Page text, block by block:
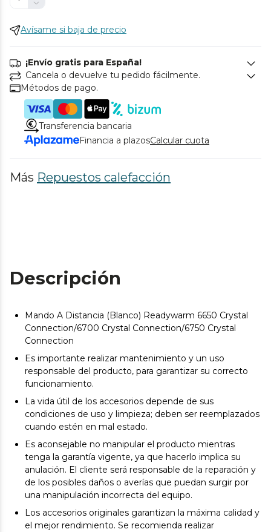
Avísame si baja de precio
¡Envío gratis para España!
Cancela o devuelve tu pedido fácilmente.
Métodos de pago.
Transferencia bancaria
Financia a plazosCalcular cuota
Más Repuestos calefacción
Descripción
Mando A Distancia (Blanco) Readywarm 6650 Crystal
Connection/6700 Crystal Connection/6750 Crystal
Connection
Es importante realizar mantenimiento y un uso
responsable del producto, para garantizar su correcto
funcionamiento.
La vida útil de los accesorios depende de sus
condiciones de uso y limpieza; deben ser reemplazados
cuando estén en mal estado.
Es aconsejable no manipular el producto mientras
tenga la garantía vigente, ya que hacerlo implica su
anulación. El cliente será responsable de la reparación y
de los posibles daños o averías que puedan surgir por
una manipulación incorrecta del equipo.
Los accesorios originales garantizan la máxima calidad y
el mejor rendimiento. Se recomienda realizar